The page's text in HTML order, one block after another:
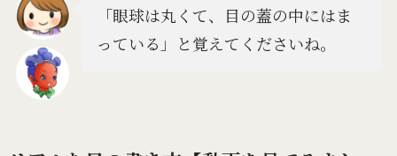
「眼球は丸くて、目の蓋の中にはま
っている」と覚えてくださいね。